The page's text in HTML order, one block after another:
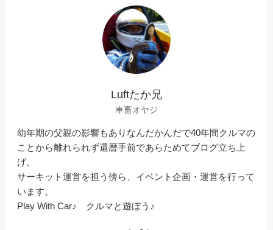
Luftたか兄
車畜オヤジ
幼年期の父親の影響もありなんだかんだで40年間クルマの
ことから離れられず還暦手前であらためてブログ立ち上
げ。
サーキット運営を担う傍ら、イベント企画・運営を行って
います。
Play With Car♪ クルマと遊ぼう♪